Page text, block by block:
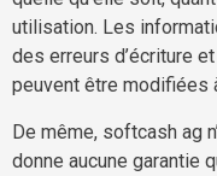
utilisation. Les
des erreurs d’écriture
peuvent être modifiées
De même, softcash ag
donne aucune garantie